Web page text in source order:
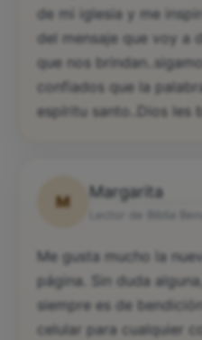
de mi iglesia y me
del mensaje que voy a
que nos
confiados que la
espíritu santo..Dios les
M
Margarita
Me gusta mucho la
página. Sin duda
siempre es de
celular para cualquier